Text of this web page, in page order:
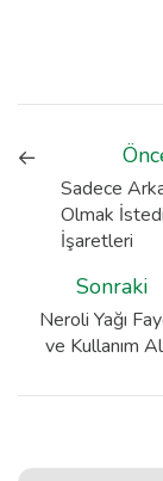
Sadece
Olmak
İşaretleri
Sonraki
Neroli Yağı
ve Kullanım